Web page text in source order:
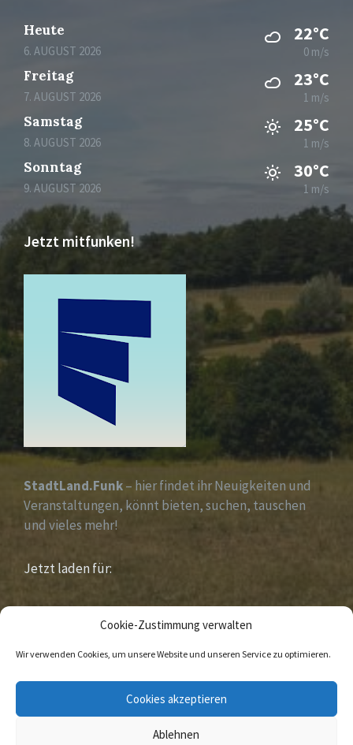
Cookie-Zustimmung verwalten
Wir verwenden Cookies, um unsere Website und unseren Service zu optimieren.
Cookies akzeptieren
Ablehnen
Heute
6. AUGUST 2026
22°C
0 m/s
Freitag
7. AUGUST 2026
23°C
1 m/s
Samstag
8. AUGUST 2026
25°C
1 m/s
Sonntag
9. AUGUST 2026
30°C
1 m/s
Jetzt mitfunken!
StadtLand.Funk– hier findet ihr Neuigkeiten und
Veranstaltungen, könnt bieten, suchen, tauschen
und vieles mehr!
Jetzt laden für:
iOS &Android
© 2020 Sandebeck Im Naturpark „ Eggegebirge